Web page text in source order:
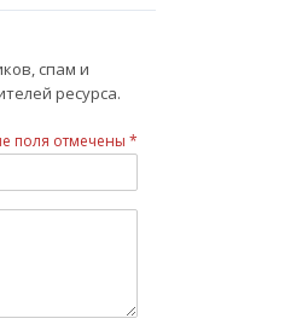
спам и
ресурса.
поля отмечены *